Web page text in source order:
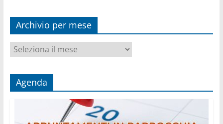
Archivio per mese
Archivio
per
Agenda